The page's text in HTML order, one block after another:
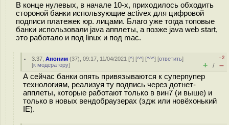
В конце нулевых, в начале 10-х, приходилось обходить
стороной банки использующие activex для цифровой
подписи платежек юр. лицами. Благо уже тогда топовые
банки использовали java апплеты, а позже java web start,
это работало и под linux и под mac.
3.37 ,Аноним (37), 09:17, 11/04/2021 [^] [^^] [^^^] [ответить]
[к модератору]
–2
+ / –
А сейчас банки опять привязываются к суперпупер
технологиям, реализуя ту подпись через дотнет-
апплеты, которые работают только в вин7 (и выше) и
только в новых вендобраузерах (эдж или новёхонький
IE).